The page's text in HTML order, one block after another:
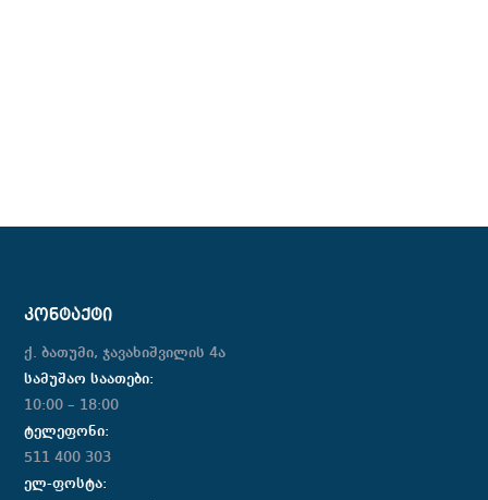
ᲙᲝᲜᲢᲐᲥᲢᲘ
ქ. ბათუმი, ჯავახიშვილის 4ა
სამუშაო საათები:
10:00 – 18:00
ტელეფონი:
511 400 303
ელ-ფოსტა: